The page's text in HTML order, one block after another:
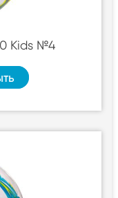
Kids №4